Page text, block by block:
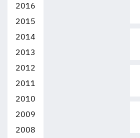
2016
2015
2014
2013
2012
2011
2010
2009
2008